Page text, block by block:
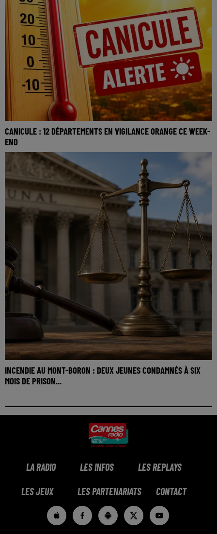
CANICULE : 12 DÉPARTEMENTS EN VIGILANCE ORANGE CE WEEK-
END
INCENDIE AU MONT-BORON : DEUX JEUNES CONDAMNÉS À SIX
MOIS DE PRISON...
LA RADIO LES INFOS LES REPLAYS
LES JEUX LES PARTENARIATS CONTACT